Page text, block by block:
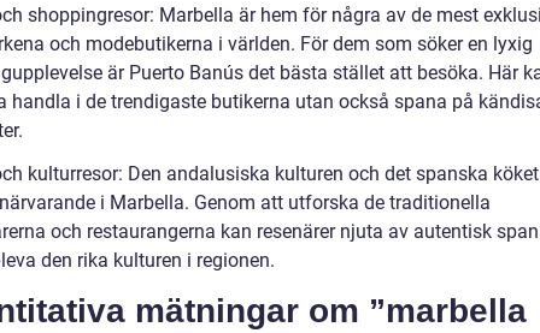
shoppingresor: Marbella är hem för några av de mest
och modebutikerna i världen. För dem som söker en lyxig
är Puerto Banús det bästa stället att besöka. Här
handla i de trendigaste butikerna utan också spana på
kulturresor: Den andalusiska kulturen och det spanska
i Marbella. Genom att utforska de traditionella
och restaurangerna kan resenärer njuta av autentisk
den rika kulturen i regionen.
mätningar om ”marbella